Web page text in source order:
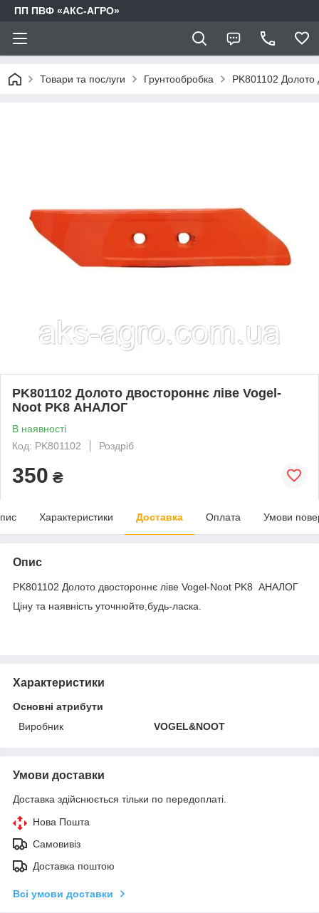
ПП ПВФ «АКС-АГРО»
Товари та послуги Грунтообробка PK801102
PK801102 Долото двостороннє ліве Vogel-
Noot PK8 АНАЛОГ
В наявності
Код: PK801102
Роздріб
350 ₴
Характеристики Доставка Оплата Умови
Опис
PK801102 Долото двостороннє ліве Vogel-Noot PK8 АНАЛОГ
Ціну та наявність уточнюйте,будь-ласка.
Характеристики
Основні атрибути
Виробник
VOGEL&NOOT
Умови доставки
Доставка здійснюється тільки по передоплаті.
Нова Пошта
Самовивіз
Доставка поштою
Всі умови доставки